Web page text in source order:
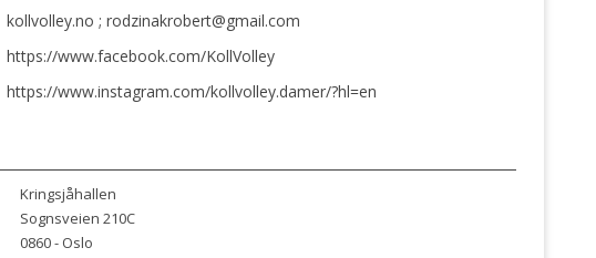
kollvolley.no ; rodzinakrobert@gmail.com
https://www.facebook.com/KollVolley
https://www.instagram.com/kollvolley.damer/?hl=en
Kringsjåhallen
Sognsveien 210C
0860 - Oslo